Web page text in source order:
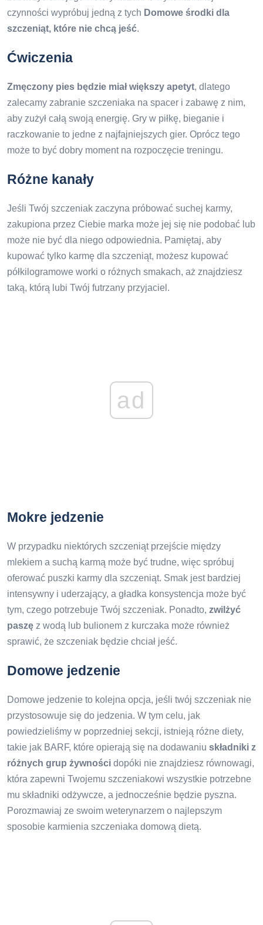
czynności wypróbuj jedną z tych Domowe środki dla
szczeniąt, które nie chcą jeść.
Ćwiczenia
Zmęczony pies będzie miał większy apetyt, dlatego
zalecamy zabranie szczeniaka na spacer i zabawę z nim,
aby zużył całą swoją energię. Gry w piłkę, bieganie i
raczkowanie to jedne z najfajniejszych gier. Oprócz tego
może to być dobry moment na rozpoczęcie treningu.
Różne kanały
Jeśli Twój szczeniak zaczyna próbować suchej karmy,
zakupiona przez Ciebie marka może jej się nie podobać lub
może nie być dla niego odpowiednia. Pamiętaj, aby
kupować tylko karmę dla szczeniąt, możesz kupować
półkilogramowe worki o różnych smakach, aż znajdziesz
taką, którą lubi Twój futrzany przyjaciel.
ad
Mokre jedzenie
W przypadku niektórych szczeniąt przejście między
mlekiem a suchą karmą może być trudne, więc spróbuj
oferować puszki karmy dla szczeniąt. Smak jest bardziej
intensywny i uderzający, a gładka konsystencja może być
tym, czego potrzebuje Twój szczeniak. Ponadto, zwilżyć
paszę z wodą lub bulionem z kurczaka może również
sprawić, że szczeniak będzie chciał jeść.
Domowe jedzenie
Domowe jedzenie to kolejna opcja, jeśli twój szczeniak nie
przystosowuje się do jedzenia. W tym celu, jak
powiedzieliśmy w poprzedniej sekcji, istnieją różne diety,
takie jak BARF, które opierają się na dodawaniu składniki z
różnych grup żywności dopóki nie znajdziesz równowagi,
która zapewni Twojemu szczeniakowi wszystkie potrzebne
mu składniki odżywcze, a jednocześnie będzie pyszna.
Porozmawiaj ze swoim weterynarzem o najlepszym
sposobie karmienia szczeniaka domową dietą.